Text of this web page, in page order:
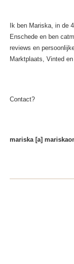
Ik ben Mariska, in de
Enschede en ben
reviews en
Marktplaats, Vinted
Contact?
mariska [a]